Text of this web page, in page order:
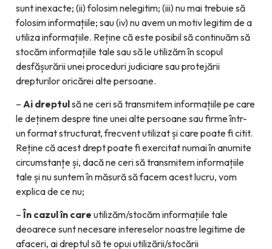
sunt inexacte; (ii) folosim nelegitim; (iii) nu mai trebuie să
folosim informațiile; sau (iv) nu avem un motiv legitim de a
utiliza informațiile. Reține că este posibil să continuăm să
stocăm informațiile tale sau să le utilizăm în scopul
desfășurării unei proceduri judiciare sau protejării
drepturilor oricărei alte persoane.
– Ai dreptulsă ne ceri să transmitem informațiile pe care
le deținem despre tine unei alte persoane sau firme într-
un format structurat, frecvent utilizat și care poate fi citit.
Reține că acest drept poate fi exercitat numai în anumite
circumstanțe și, dacă ne ceri să transmitem informațiile
tale și nu suntem în măsură să facem acest lucru, vom
explica de ce nu;
–În cazul în care utilizăm/stocăm informațiile tale
deoarece sunt necesare intereselor noastre legitime de
afaceri, ai dreptul să te opui utilizării/stocării